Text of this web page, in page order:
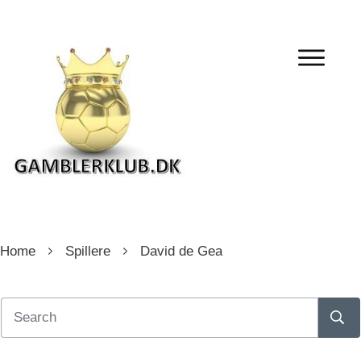
Home Spillere David de Gea